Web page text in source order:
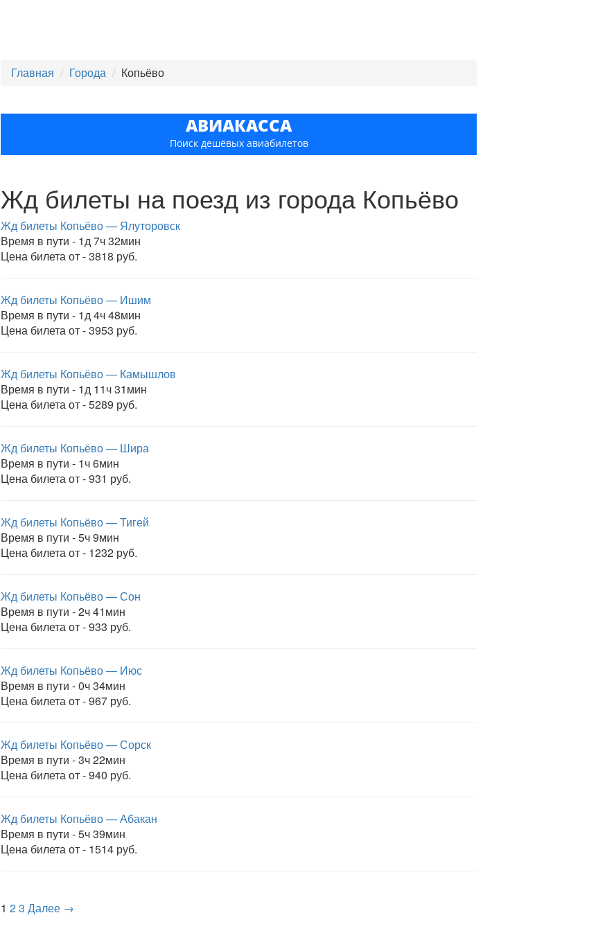
Главная Города Копьёво
АВИАКАССА
Поиск дешёвых авиабилетов
Жд билеты на поезд из города Копьёво
Жд билеты Копьёво — Ялуторовск
Время в пути - 1д 7ч 32мин
Цена билета от - 3818 руб.
Жд билеты Копьёво — Ишим
Время в пути - 1д 4ч 48мин
Цена билета от - 3953 руб.
Жд билеты Копьёво — Камышлов
Время в пути - 1д 11ч 31мин
Цена билета от - 5289 руб.
Жд билеты Копьёво — Шира
Время в пути - 1ч 6мин
Цена билета от - 931 руб.
Жд билеты Копьёво — Тигей
Время в пути - 5ч 9мин
Цена билета от - 1232 руб.
Жд билеты Копьёво — Сон
Время в пути - 2ч 41мин
Цена билета от - 933 руб.
Жд билеты Копьёво — Июс
Время в пути - 0ч 34мин
Цена билета от - 967 руб.
Жд билеты Копьёво — Сорск
Время в пути - 3ч 22мин
Цена билета от - 940 руб.
Жд билеты Копьёво — Абакан
Время в пути - 5ч 39мин
Цена билета от - 1514 руб.
1 23 Далее →